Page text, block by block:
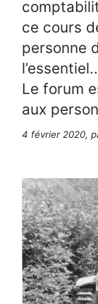
ce cours
personne
Le forum
aux
4 février 2020,